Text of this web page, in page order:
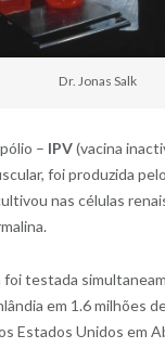
Dr. Jonas Salk
– IPV(vacina
foi produzida
nas células
foi testada
em 1.6 milhões
Estados Unidos em